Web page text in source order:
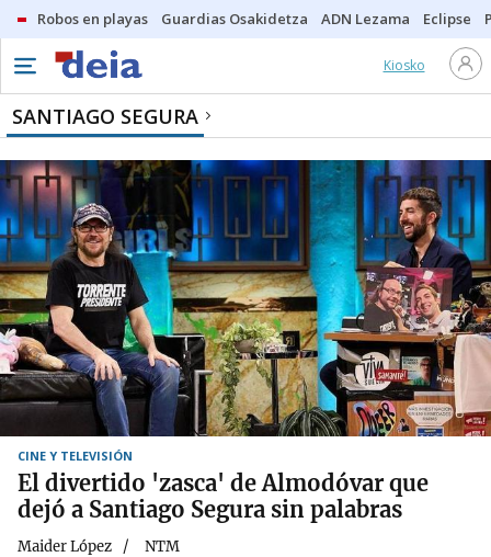
Robos en playas Guardias Osakidetza ADN Lezama Eclipse
Kiosko
SANTIAGO SEGURA
CINE Y TELEVISIÓN
El divertido 'zasca' de Almodóvar que
dejó a Santiago Segura sin palabras
Maider López NTM